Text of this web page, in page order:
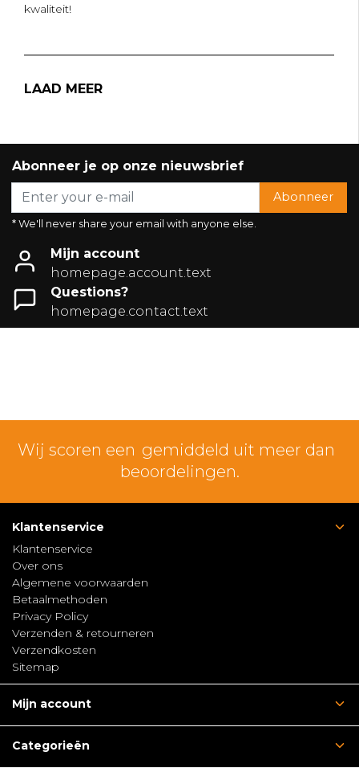
kwaliteit!
LAAD MEER
Abonneer je op onze nieuwsbrief
Abonneer
* We'll never share your email with anyone else.
Mijn account
homepage.account.text
Questions?
homepage.contact.text
Wij scoren een gemiddeld uit meer dan
beoordelingen.
Klantenservice
Klantenservice
Over ons
Algemene voorwaarden
Betaalmethoden
Privacy Policy
Verzenden & retourneren
Verzendkosten
Sitemap
Mijn account
Categorieën